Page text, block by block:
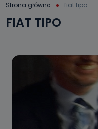
Strona główna fiat tipo
FIAT TIPO